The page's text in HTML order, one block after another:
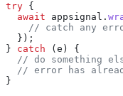
try {
  await
appsignal .
// catch any
  });
} catch ( e ) {
// do something
// error has
}